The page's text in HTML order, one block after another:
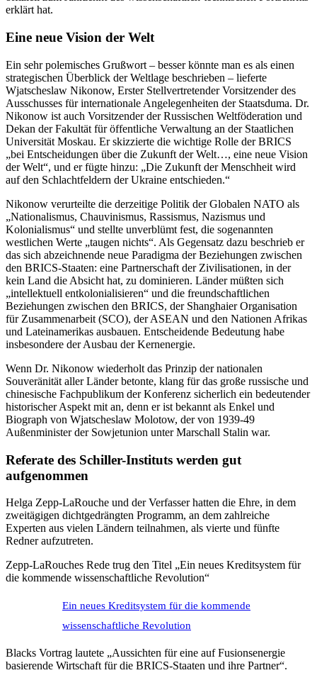
erklärt hat.
Eine neue Vision der Welt
Ein sehr polemisches Grußwort – besser könnte man es als einen
strategischen Überblick der Weltlage beschrieben – lieferte
Wjatscheslaw Nikonow, Erster Stellvertretender Vorsitzender des
Ausschusses für internationale Angelegenheiten der Staatsduma. Dr.
Nikonow ist auch Vorsitzender der Russischen Weltföderation und
Dekan der Fakultät für öffentliche Verwaltung an der Staatlichen
Universität Moskau. Er skizzierte die wichtige Rolle der BRICS
„bei Entscheidungen über die Zukunft der Welt…, eine neue Vision
der Welt“, und er fügte hinzu: „Die Zukunft der Menschheit wird
auf den Schlachtfeldern der Ukraine entschieden.“
Nikonow verurteilte die derzeitige Politik der Globalen NATO als
„Nationalismus, Chauvinismus, Rassismus, Nazismus und
Kolonialismus“ und stellte unverblümt fest, die sogenannten
westlichen Werte „taugen nichts“. Als Gegensatz dazu beschrieb er
das sich abzeichnende neue Paradigma der Beziehungen zwischen
den BRICS-Staaten: eine Partnerschaft der Zivilisationen, in der
kein Land die Absicht hat, zu dominieren. Länder müßten sich
„intellektuell entkolonialisieren“ und die freundschaftlichen
Beziehungen zwischen den BRICS, der Shanghaier Organisation
für Zusammenarbeit (SCO), der ASEAN und den Nationen Afrikas
und Lateinamerikas ausbauen. Entscheidende Bedeutung habe
insbesondere der Ausbau der Kernenergie.
Wenn Dr. Nikonow wiederholt das Prinzip der nationalen
Souveränität aller Länder betonte, klang für das große russische und
chinesische Fachpublikum der Konferenz sicherlich ein bedeutender
historischer Aspekt mit an, denn er ist bekannt als Enkel und
Biograph von Wjatscheslaw Molotow, der von 1939-49
Außenminister der Sowjetunion unter Marschall Stalin war.
Referate des Schiller-Instituts werden gut
aufgenommen
Helga Zepp-LaRouche und der Verfasser hatten die Ehre, in dem
zweitägigen dichtgedrängten Programm, an dem zahlreiche
Experten aus vielen Ländern teilnahmen, als vierte und fünfte
Redner aufzutreten.
Zepp-LaRouches Rede trug den Titel „Ein neues Kreditsystem für
die kommende wissenschaftliche Revolution“
Ein neues Kreditsystem für die kommende
wissenschaftliche Revolution
Blacks Vortrag lautete „Aussichten für eine auf Fusionsenergie
basierende Wirtschaft für die BRICS-Staaten und ihre Partner“.